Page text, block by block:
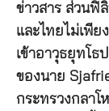
ข่าวสาร ส่วนฟิ
และไทยไม่เพี
เข้าอาวุธยุทโธ
ของนาย
กระทรวงกลา